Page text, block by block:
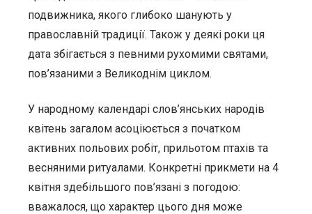
подвижника, якого глибоко шанують у
православній традиції. Також у деякі роки ця
дата збігається з певними рухомими святами,
пов’язаними з Великоднім циклом.
У народному календарі слов’янських народів
квітень загалом асоціюється з початком
активних польових робіт, прильотом птахів та
весняними ритуалами. Конкретні прикмети на 4
квітня здебільшого пов’язані з погодою:
вважалося, що характер цього дня може